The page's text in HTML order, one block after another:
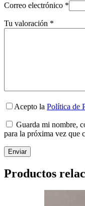
Correo electrónico *
Tu valoración *
Acepto la Política de
Guarda mi nombre,
para la próxima vez que
Enviar
Productos